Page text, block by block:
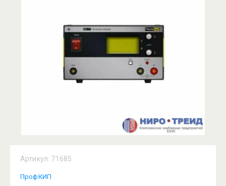
Артикул: 71685
ПрофКИП